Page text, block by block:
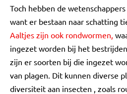
Toch hebben de
want er bestaan naar schatting
Aaltjes zijn ook rondwormen,
ingezet worden bij het
zijn er soorten bij die ingezet
van plagen. Dit kunnen diverse
diversiteit aan insecten , zoals